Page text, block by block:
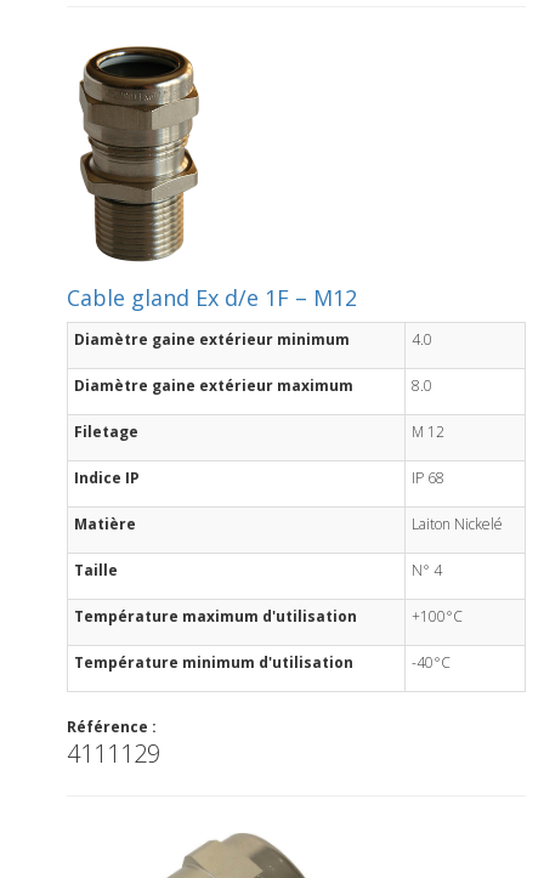
Cable gland Ex d/e 1F – M12
Diamètre gaine extérieur minimum 4.0
Diamètre gaine extérieur maximum 8.0
Filetage M 12
Indice IP IP 68
Matière Laiton Nickelé
Taille N° 4
Température maximum d'utilisation +100°C
Température minimum d'utilisation -40°C
Référence :
4111129